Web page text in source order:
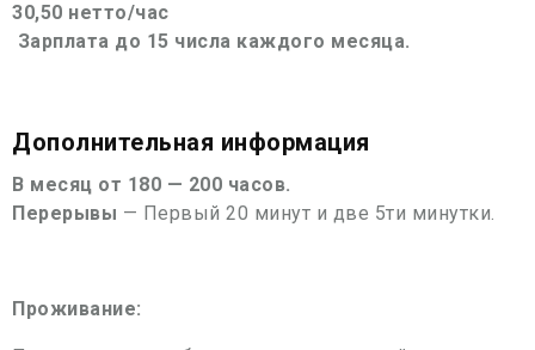
30,50 нетто/час
Зарплата до 15 числа каждого месяца.
Дополнительная информация
В месяц от 180 — 200 часов.
Перерывы — Первый 20 минут и две 5ти минутки.
Проживание: